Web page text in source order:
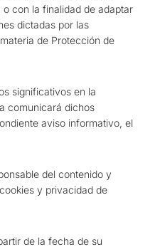
con la finalidad de adaptar
dictadas por las
de Protección de
significativos en la
comunicará dichos
aviso informativo, el
del contenido y
y privacidad de
de la fecha de su